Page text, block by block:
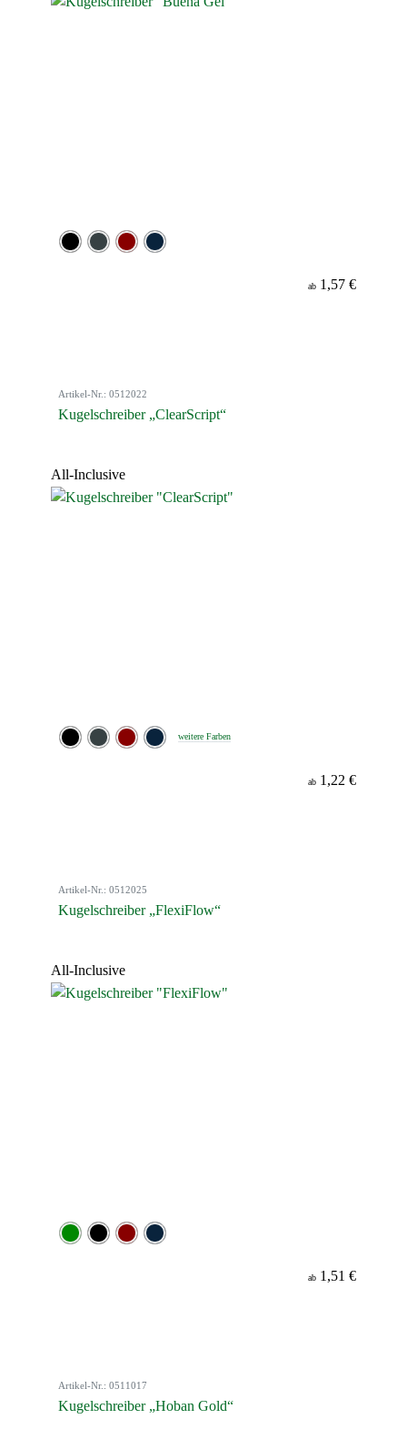
ab 1,57 €
Artikel-Nr.: 0512022
Kugelschreiber „ClearScript“
All-Inclusive
weitere Farben
ab 1,22 €
Artikel-Nr.: 0512025
Kugelschreiber „FlexiFlow“
All-Inclusive
ab 1,51 €
Artikel-Nr.: 0511017
Kugelschreiber „Hoban Gold“